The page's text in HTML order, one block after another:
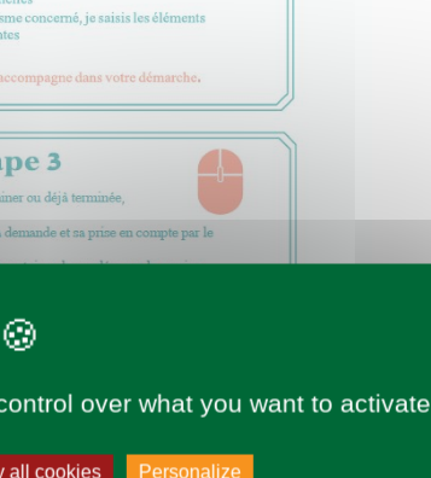
over what you want to activate
all cookies Personalize